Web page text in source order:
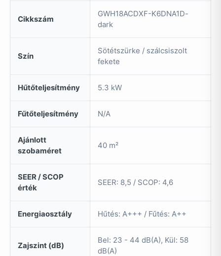
Cikkszám
GWH18ACDXF-K6DNA1D-
dark
Szín
Sötétszürke / szálcsiszolt
fekete
Hűtőteljesítmény 5.3 kW
Fűtőteljesítmény N/A
Ajánlott
szobaméret
40 m²
SEER / SCOP
érték
SEER: 8,5 / SCOP: 4,6
Energiaosztály Hűtés: A+++ / Fűtés: A++
Zajszint (dB)
Bel: 23 - 44 dB(A), Kül: 58
dB(A)